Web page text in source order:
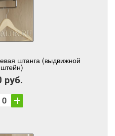
штанга (выдвижной
руб.